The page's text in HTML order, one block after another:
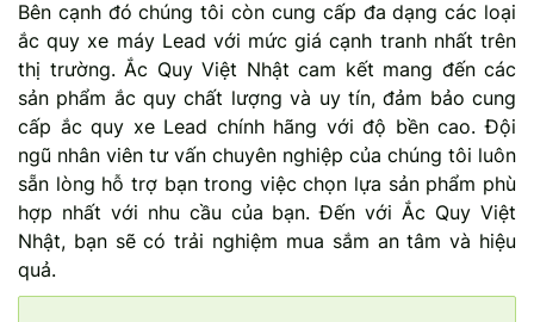
Bên cạnh đó chúng tôi còn cung cấp đa dạng các loại
ắc quy xe máy Lead với mức giá cạnh tranh nhất trên
thị trường. Ắc Quy Việt Nhật cam kết mang đến các
sản phẩm ắc quy chất lượng và uy tín, đảm bảo cung
cấp ắc quy xe Lead chính hãng với độ bền cao. Đội
ngũ nhân viên tư vấn chuyên nghiệp của chúng tôi luôn
sẵn lòng hỗ trợ bạn trong việc chọn lựa sản phẩm phù
hợp nhất với nhu cầu của bạn. Đến với Ắc Quy Việt
Nhật, bạn sẽ có trải nghiệm mua sắm an tâm và hiệu
quả.